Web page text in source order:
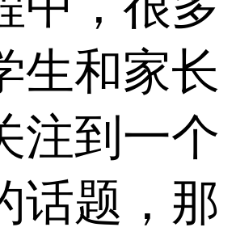
生和家长
注到一个
话题，那